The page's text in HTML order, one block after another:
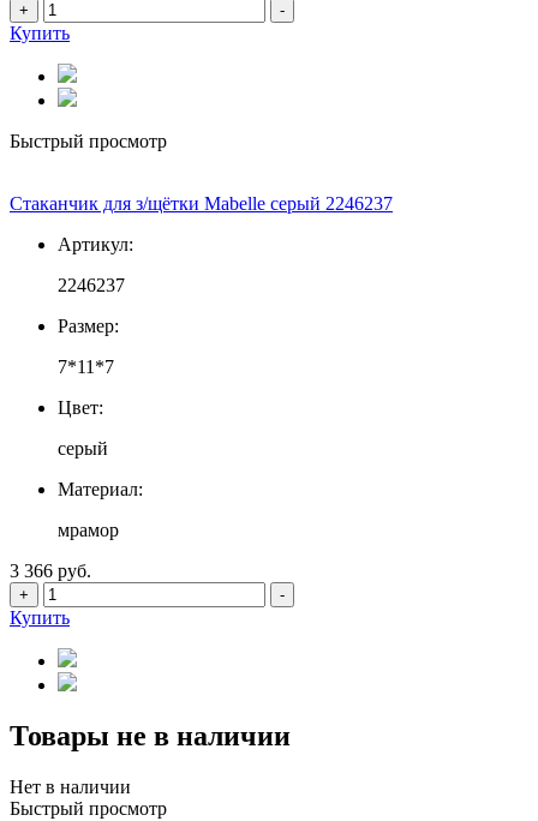
+ -
Купить
Быстрый просмотр
Стаканчик для з/щётки Mabelle серый 2246237
Артикул:
2246237
Размер:
7*11*7
Цвет:
серый
Материал:
мрамор
3 366 руб.
+ -
Купить
Товары не в наличии
Нет в наличии
Быстрый просмотр